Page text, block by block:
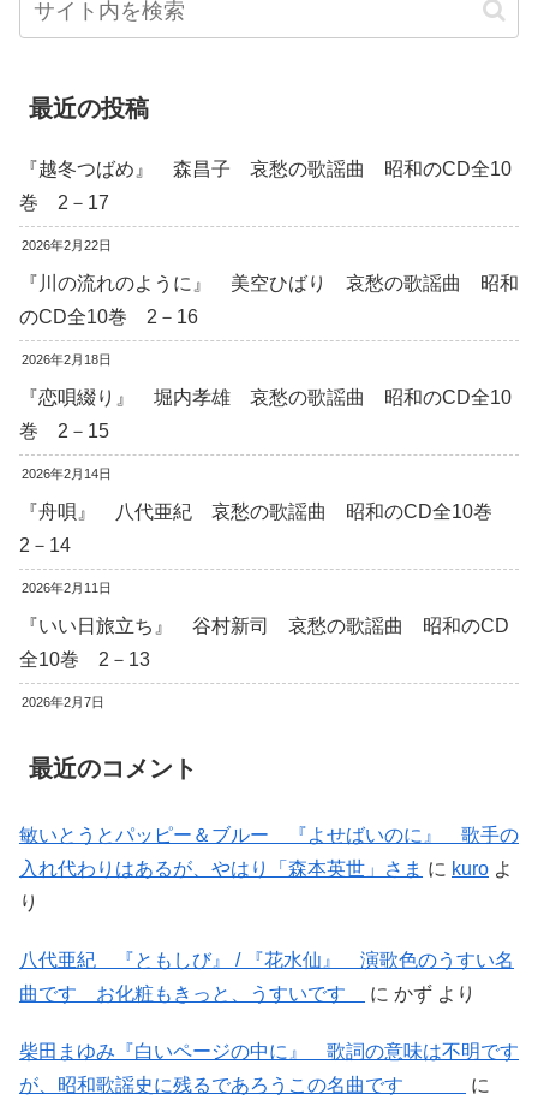
最近の投稿
『越冬つばめ』 森昌子 哀愁の歌謡曲 昭和のCD全10
巻 2－17
2026年2月22日
『川の流れのように』 美空ひばり 哀愁の歌謡曲 昭和
のCD全10巻 2－16
2026年2月18日
『恋唄綴り』 堀内孝雄 哀愁の歌謡曲 昭和のCD全10
巻 2－15
2026年2月14日
『舟唄』 八代亜紀 哀愁の歌謡曲 昭和のCD全10巻
2－14
2026年2月11日
『いい日旅立ち』 谷村新司 哀愁の歌謡曲 昭和のCD
全10巻 2－13
2026年2月7日
最近のコメント
敏いとうとパッピー＆ブルー 『よせばいのに』 歌手の
入れ代わりはあるが、やはり「森本英世」さま に kuro よ
り
八代亜紀 『ともしび』 / 『花水仙』 演歌色のうすい名
曲です お化粧もきっと、うすいです
に かず より
柴田まゆみ『白いページの中に』 歌詞の意味は不明です
が、昭和歌謡史に残るであろうこの名曲です
に